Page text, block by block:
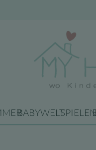
BABYWELTSPIELEN